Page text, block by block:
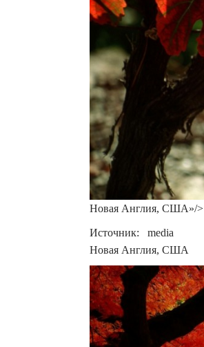
Новая Англия, США»/>
Источник: media
Новая Англия, США